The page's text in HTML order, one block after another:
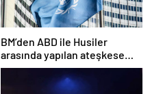
BM’den ABD ile Husiler
arasında yapılan ateşkese
ilişkin değerlendirme